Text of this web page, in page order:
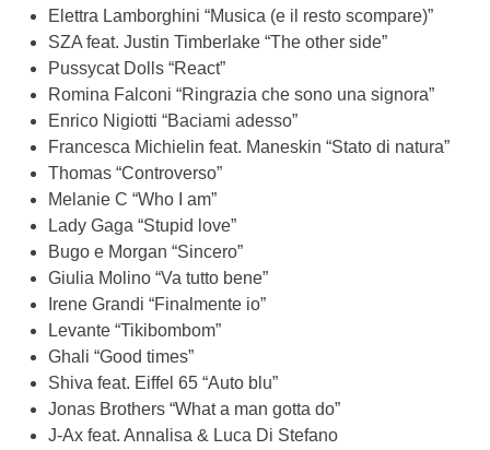
Elettra Lamborghini “Musica (e il resto scompare)”
SZA feat. Justin Timberlake “The other side”
Pussycat Dolls “React”
Romina Falconi “Ringrazia che sono una signora”
Enrico Nigiotti “Baciami adesso”
Francesca Michielin feat. Maneskin “Stato di natura”
Thomas “Controverso”
Melanie C “Who I am”
Lady Gaga “Stupid love”
Bugo e Morgan “Sincero”
Giulia Molino “Va tutto bene”
Irene Grandi “Finalmente io”
Levante “Tikibombom”
Ghali “Good times”
Shiva feat. Eiffel 65 “Auto blu”
Jonas Brothers “What a man gotta do”
J-Ax feat. Annalisa & Luca Di Stefano